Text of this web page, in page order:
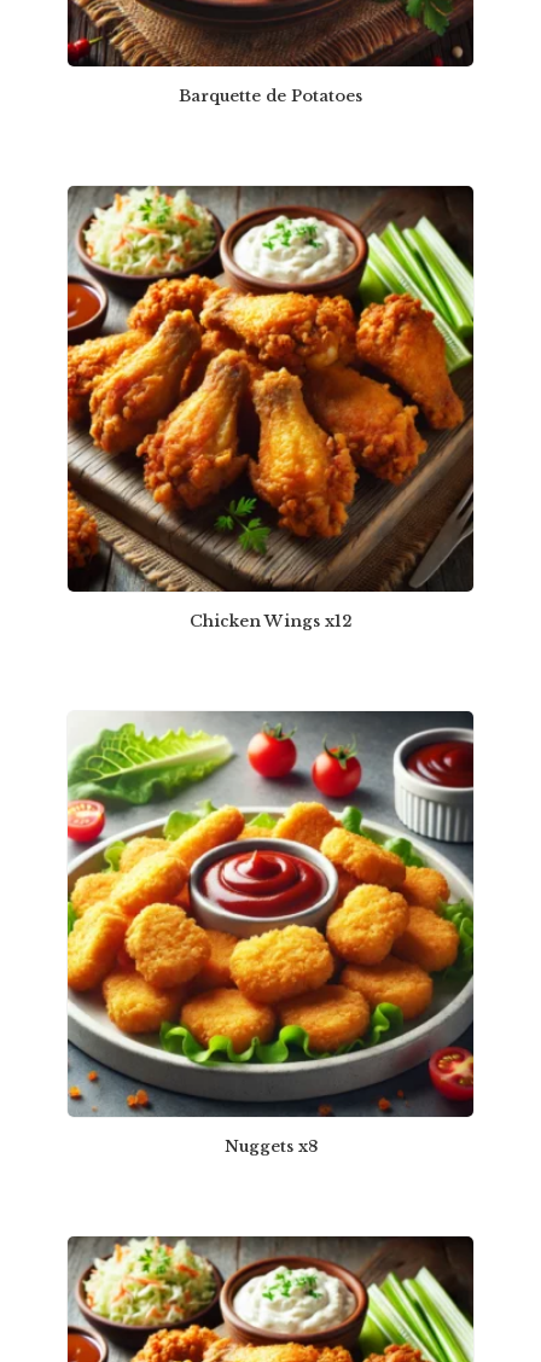
Barquette de Potatoes
Chicken Wings x12
Nuggets x8